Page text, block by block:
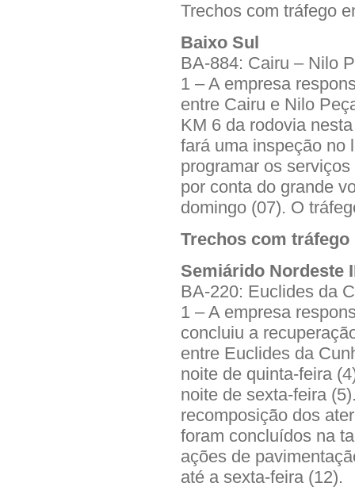
Trechos com tráfego
Baixo Sul
BA-884: Cairu – Nilo
1 – A empresa
entre Cairu e Nilo
KM 6 da rodovia
fará uma inspeção no
programar os
por conta do grande
domingo (07). O
Trechos com
Semiárido Nordeste
BA-220: Euclides da
1 – A empresa
concluiu a
entre Euclides da
noite de quinta-feira
noite de sexta-feira
recomposição dos
foram concluídos na
ações de
até a sexta-feira (12).